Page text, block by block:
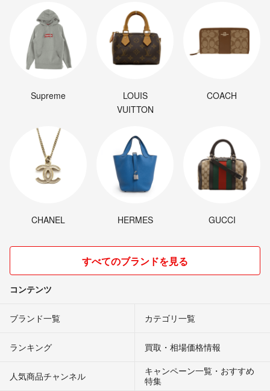
Supreme
LOUIS
VUITTON
COACH
CHANEL HERMES GUCCI
すべてのブランドを見る
コンテンツ
ブランド一覧 カテゴリ一覧
ランキング 買取・相場価格情報
人気商品チャンネル
キャンペーン一覧・おすすめ
特集